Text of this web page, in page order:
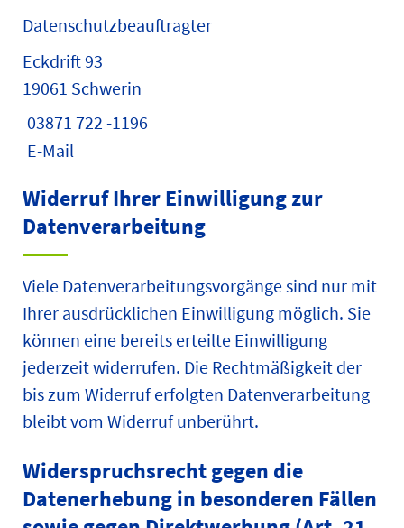
Datenschutzbeauftragter
Eckdrift 93
19061 Schwerin
03871 722 -1196
E-Mail
Widerruf Ihrer Einwilligung zur
Datenverarbeitung
Viele Datenverarbeitungsvorgänge sind nur mit
Ihrer ausdrücklichen Einwilligung möglich. Sie
können eine bereits erteilte Einwilligung
jederzeit widerrufen. Die Rechtmäßigkeit der
bis zum Widerruf erfolgten Datenverarbeitung
bleibt vom Widerruf unberührt.
Widerspruchsrecht gegen die
Datenerhebung in besonderen Fällen